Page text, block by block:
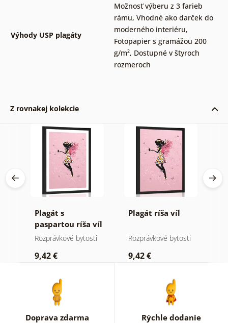
Výhody USP plagáty
Možnosť výberu z 3 farieb
rámu, Vhodné ako darček do
moderného interiéru,
Fotopapier s gramážou 200
g/m², Dostupné v štyroch
rozmeroch
Z rovnakej kolekcie
Plagát s
paspartou ríša víl
Rozprávkové bytosti
9,42 €
Plagát ríša víl
Rozprávkové bytosti
9,42 €
Doprava zdarma Rýchle dodanie